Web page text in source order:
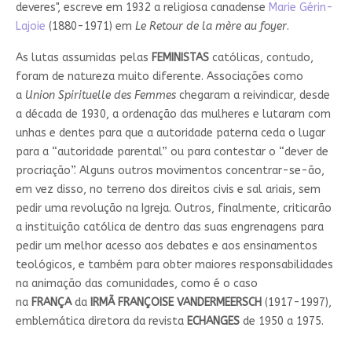
deveres", escreve em 1932 a religiosa canadense Marie Gérin-
Lajoie (1880-1971) em Le Retour de la mère au foyer.
As lutas assumidas pelas FEMINISTAScatólicas, contudo,
foram de natureza muito diferente. Associações como
a Union Spirituelle des Femmeschegaram a reivindicar, desde
a década de 1930, a ordenação das mulheres e lutaram com
unhas e dentes para que a autoridade paterna ceda o lugar
para a “autoridade parental” ou para contestar o “dever de
procriação”. Alguns outros movimentos concentrar-se-ão,
em vez disso, no terreno dos direitos civis e sal ariais, sem
pedir uma revolução na Igreja. Outros, finalmente, criticarão
a instituição católica de dentro das suas engrenagens para
pedir um melhor acesso aos debates e aos ensinamentos
teológicos, e também para obter maiores responsabilidades
na animação das comunidades, como é o caso
na FRANÇAda IRMÃ FRANÇOISE VANDERMEERSCH (1917-1997),
emblemática diretora da revista ECHANGESde 1950 a 1975.